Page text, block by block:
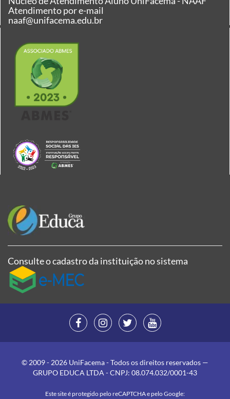
Atendimento por e-mail
naaf@unifacema.edu.br
Consulte o cadastro da instituição no sistema
© 2009 - 2026 UniFacema - Todos os direitos reservados —
GRUPO EDUCA LTDA - CNPJ: 08.074.032/0001-43
Este site é protegido pelo reCAPTCHA e pelo Google: